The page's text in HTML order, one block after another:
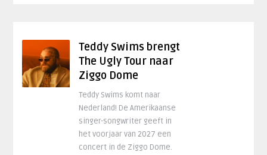
Teddy Swims brengt
The Ugly Tour naar
Ziggo Dome
Teddy Swims komt naar
Nederland! De Amerikaanse
singer-songwriter geeft in
het voorjaar van 2027 een
concert in de Ziggo Dome.